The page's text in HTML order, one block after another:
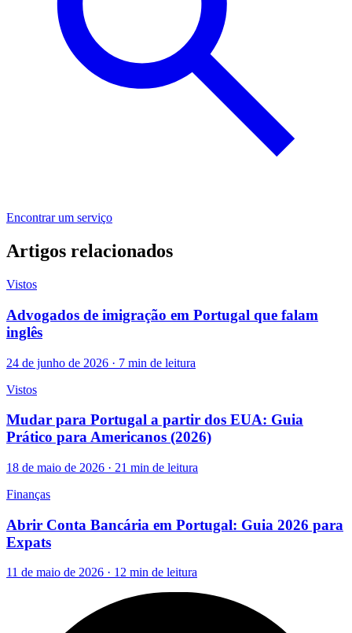
Encontrar um serviço
Artigos relacionados
Vistos
Advogados de imigração em Portugal que falam
inglês
24 de junho de 2026 · 7 min de leitura
Vistos
Mudar para Portugal a partir dos EUA: Guia
Prático para Americanos (2026)
18 de maio de 2026 · 21 min de leitura
Finanças
Abrir Conta Bancária em Portugal: Guia 2026 para
Expats
11 de maio de 2026 · 12 min de leitura